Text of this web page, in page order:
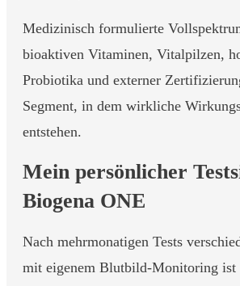
Medizinisch formulierte
bioaktiven Vitaminen, Vitalpilzen,
Probiotika und externer
Segment, in dem wirkliche
entstehen.
Mein persönlicher
Biogena ONE
Nach mehrmonatigen Tests
mit eigenem Blutbild-Monitoring ist